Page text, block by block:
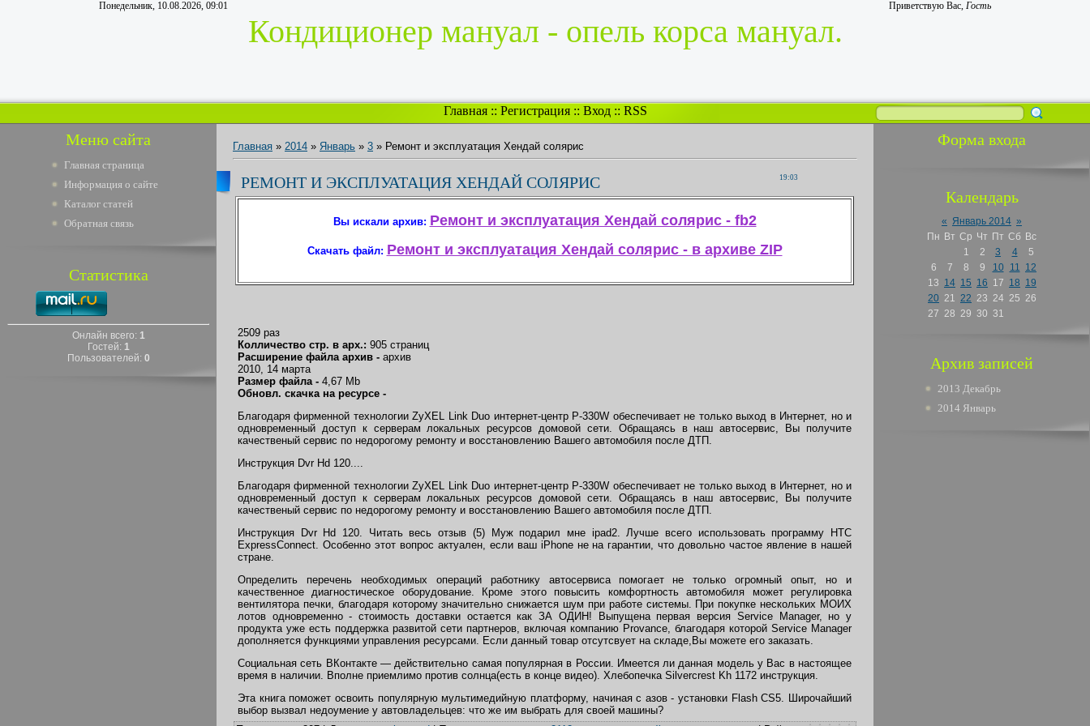
Понедельник, 10.08.2026, 09:01 Приветствую Вас, Гость
Кондиционер мануал - опель корса мануал.
Главная:: Регистрация:: Вход:: RSS
Меню сайта
Главная страница
Информация о сайте
Каталог статей
Обратная связь
Статистика
Онлайн всего: 1
Гостей: 1
Пользователей: 0
Главная » 2014 » Январь » 3 » Ремонт и эксплуатация Хендай солярис
19:03
РЕМОНТ И ЭКСПЛУАТАЦИЯ ХЕНДАЙ СОЛЯРИС
Вы искали архив: Ремонт и эксплуатация Хендай солярис - fb2
Скачать файл: Ремонт и эксплуатация Хендай солярис - в архиве ZIP
2509 раз
Колличество стр. в арх.: 905 страниц
Расширение файла архив - архив
2010, 14 марта
Размер файла - 4,67 Mb
Обновл. скачка на ресурсе -
Благодаря фирменной технологии ZyXEL Link Duo интернет-центр P-330W обеспечивает не только выход в Интернет, но и
одновременный доступ к серверам локальных ресурсов домовой сети. Обращаясь в наш автосервис, Вы получите
качественый сервис по недорогому ремонту и восстановлению Вашего автомобиля после ДТП.
Инструкция Dvr Hd 120....
Благодаря фирменной технологии ZyXEL Link Duo интернет-центр P-330W обеспечивает не только выход в Интернет, но и
одновременный доступ к серверам локальных ресурсов домовой сети. Обращаясь в наш автосервис, Вы получите
качественый сервис по недорогому ремонту и восстановлению Вашего автомобиля после ДТП.
Инструкция Dvr Hd 120. Читать весь отзыв (5) Муж подарил мне ipad2. Лучше всего использовать программу HTC
ExpressConnect. Особенно этот вопрос актуален, если ваш iPhone не на гарантии, что довольно частое явление в нашей
стране.
Определить перечень необходимых операций работнику автосервиса помогает не только огромный опыт, но и
качественное диагностическое оборудование. Кроме этого повысить комфортность автомобиля может регулировка
вентилятора печки, благодаря которому значительно снижается шум при работе системы. При покупке нескольких МОИХ
лотов одновременно - стоимость доставки остается как ЗА ОДИН! Выпущена первая версия Service Manager, но у
продукта уже есть поддержка развитой сети партнеров, включая компанию Provance, благодаря которой Service Manager
дополняется функциями управления ресурсами. Если данный товар отсутсвует на складе,Вы можете его заказать.
Социальная сеть ВКонтакте — действительно самая популярная в России. Имеется ли данная модель у Вас в настоящее
время в наличии. Вполне приемлимо против солнца(есть в конце видео). Хлебопечка Silvercrest Kh 1172 инструкция.
Эта книга поможет освоить популярную мультимедийную платформу, начиная с азов - установки Flash CS5. Широчайший
выбор вызвал недоумение у автовладельцев: что же им выбрать для своей машины?
Форма входа
Календарь
« Январь 2014 »
Пн Вт Ср Чт Пт Сб Вс
1
2 3 4
5
6
7 8 9 10 11 12
13 14 15 16 17 18 19
20 21 22 23 24 25 26
27 28 29 30 31
Архив записей
2013 Декабрь
2014 Январь